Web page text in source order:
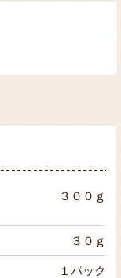
３００ｇ
３０ｇ
１パック